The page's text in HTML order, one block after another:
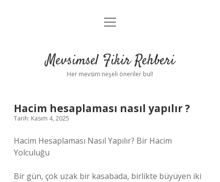
Anasayfa
Yasal Uyarı
menüyü
Mevsimsel Fikir Rehberi
Her mevsim neşeli öneriler bul!
Hacim hesaplaması nasıl yapılır ?
Tarih: Kasım 4, 2025
Hacim Hesaplaması Nasıl Yapılır? Bir Hacim
Yolculuğu
Bir gün, çok uzak bir kasabada, birlikte büyüyen iki